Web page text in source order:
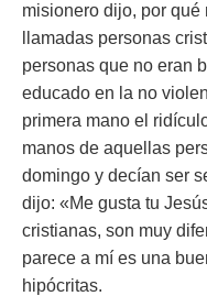
misionero dijo, por
llamadas personas
personas que no eran
educado en la no
primera mano el
manos de aquellas
domingo y decían ser
dijo: «Me gusta tu
cristianas, son muy
parece a mí es una
hipócritas.